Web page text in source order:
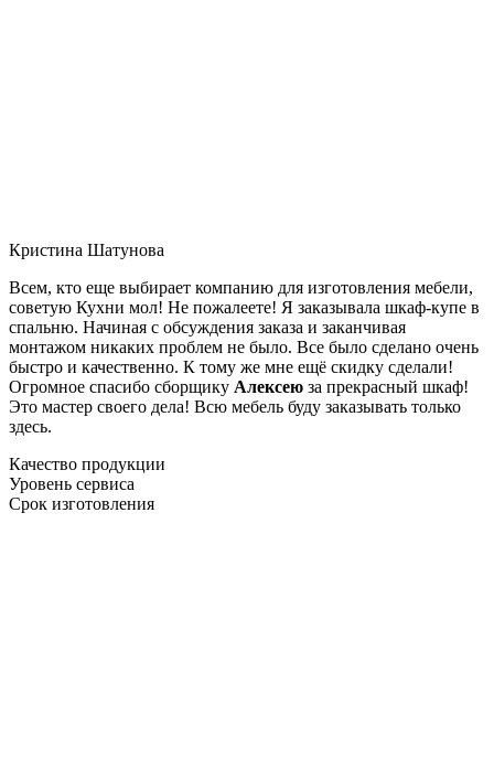
Кристина Шатунова
Всем, кто еще выбирает компанию для изготовления мебели,
советую Кухни мол! Не пожалеете! Я заказывала шкаф-купе в
спальню. Начиная с обсуждения заказа и заканчивая
монтажом никаких проблем не было. Все было сделано очень
быстро и качественно. К тому же мне ещё скидку сделали!
Огромное спасибо сборщику Алексею за прекрасный шкаф!
Это мастер своего дела! Всю мебель буду заказывать только
здесь.
Качество продукции
Уровень сервиса
Срок изготовления